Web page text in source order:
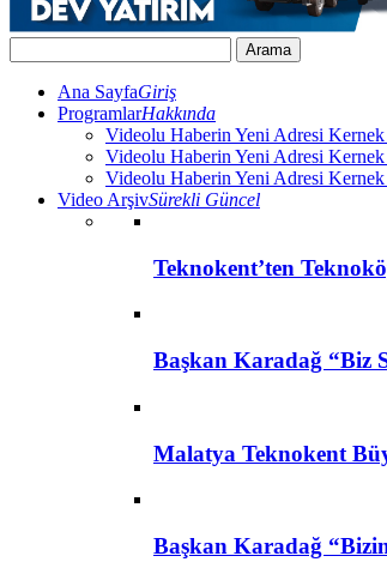
Ana SayfaGiriş
ProgramlarHakkında
Videolu Haberin Yeni Adresi
Videolu Haberin Yeni Adresi
Videolu Haberin Yeni Adresi
Video ArşivSürekli Güncel
Teknokent’ten
Başkan Karadağ “Biz
Malatya Teknokent
Başkan Karadağ